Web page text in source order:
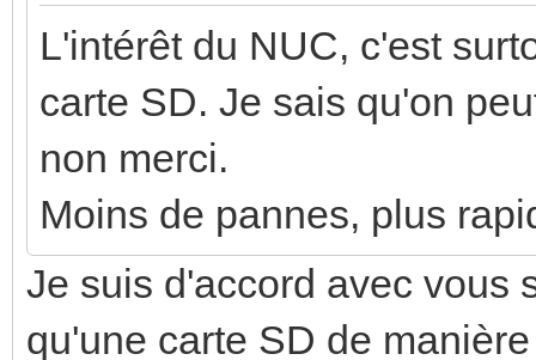
L'intérêt du NUC, c'est
carte SD. Je sais qu'on
non merci.
Moins de pannes, plus
Je suis d'accord avec vous
qu'une carte SD de